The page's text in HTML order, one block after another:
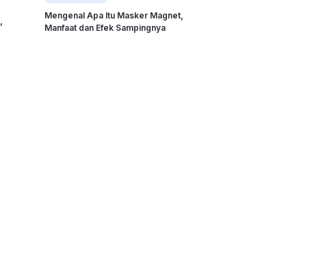
Mengenal Apa Itu Masker Magnet,
Manfaat dan Efek Sampingnya